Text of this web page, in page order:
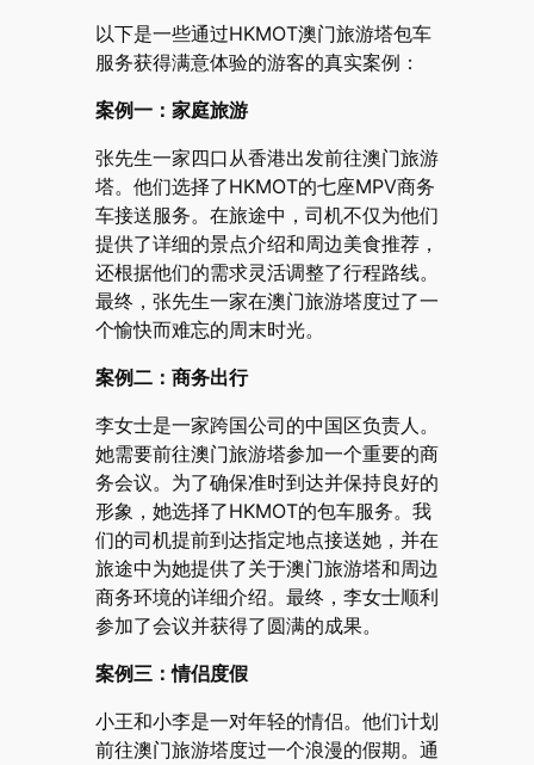
以下是一些通过HKMOT澳门旅游塔包车
服务获得满意体验的游客的真实案例：
案例一：家庭旅游
张先生一家四口从香港出发前往澳门旅游
塔。他们选择了HKMOT的七座MPV商务
车接送服务。在旅途中，司机不仅为他们
提供了详细的景点介绍和周边美食推荐，
还根据他们的需求灵活调整了行程路线。
最终，张先生一家在澳门旅游塔度过了一
个愉快而难忘的周末时光。
案例二：商务出行
李女士是一家跨国公司的中国区负责人。
她需要前往澳门旅游塔参加一个重要的商
务会议。为了确保准时到达并保持良好的
形象，她选择了HKMOT的包车服务。我
们的司机提前到达指定地点接送她，并在
旅途中为她提供了关于澳门旅游塔和周边
商务环境的详细介绍。最终，李女士顺利
参加了会议并获得了圆满的成果。
案例三：情侣度假
小王和小李是一对年轻的情侣。他们计划
前往澳门旅游塔度过一个浪漫的假期。通